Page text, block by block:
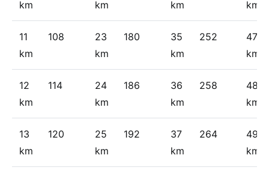
km km km km
11
km
108
23
km
180
35
km
252
47
km
12
km
114
24
km
186
36
km
258
48
km
13
km
120
25
km
192
37
km
264
49
km